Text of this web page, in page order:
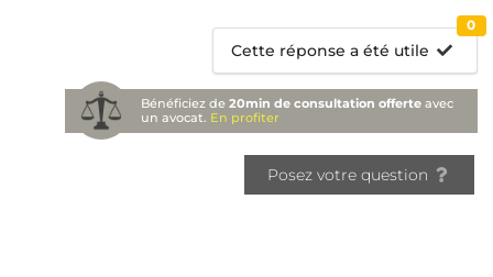
Cette réponse a été utile
0
Bénéficiez de20min de consultation offerte avec
un avocat. En profiter
Posez votre question